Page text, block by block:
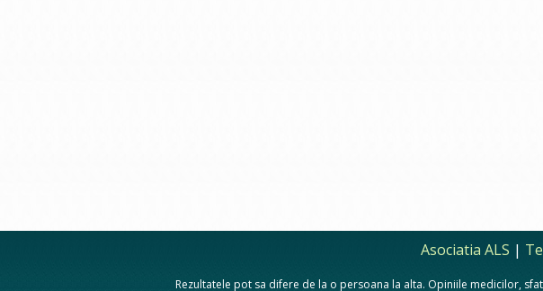
Asociatia ALS |
Rezultatele pot sa difere de la o persoana la alta. Opiniile medicilor,